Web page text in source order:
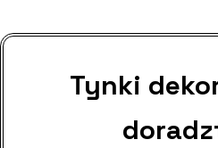
Tynki